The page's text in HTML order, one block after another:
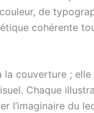
de
cohérente
la couverture ; elle
Chaque
l’imaginaire du